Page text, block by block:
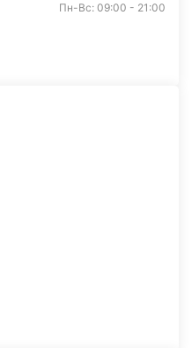
Пн-Вс: 09:00 - 21:00